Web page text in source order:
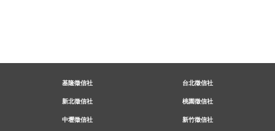
基隆徵信社 台北徵信社
新北徵信社 桃園徵信社
中壢徵信社 新竹徵信社